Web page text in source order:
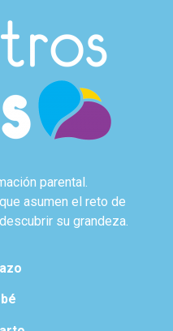
parental.
asumen el reto de
su grandeza.